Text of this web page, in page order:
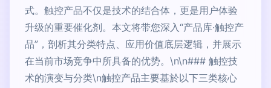
式。触控产品不仅是技术的结合体，更是用户体验
升级的重要催化剂。本文将带您深入“产品库·触控产
品”，剖析其分类特点、应用价值底层逻辑，并展示
在当前市场竞争中所具备的优势。\n\n### 触控技
术的演变与分类\n触控产品主要基於以下三类核心